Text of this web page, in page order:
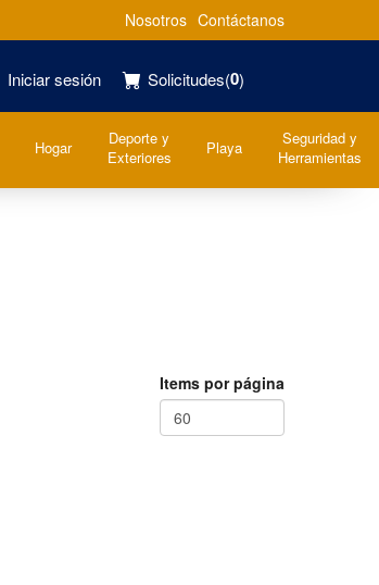
Nosotros Contáctanos
Iniciar sesión Solicitudes(0)
Hogar
Deporte y
Exteriores
Playa
Seguridad y
Herramientas
Items por página